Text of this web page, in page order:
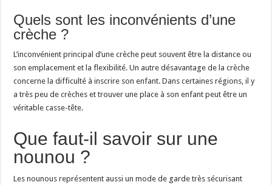
Quels sont les inconvénients d’une
crèche ?
L’inconvénient principal d’une crèche peut souvent être la distance ou
son emplacement et la flexibilité. Un autre désavantage de la crèche
concerne la difficulté à inscrire son enfant. Dans certaines régions, il y
a très peu de crèches et trouver une place à son enfant peut être un
véritable casse-tête.
Que faut-il savoir sur une
nounou ?
Les nounous représentent aussi un mode de garde très sécurisant